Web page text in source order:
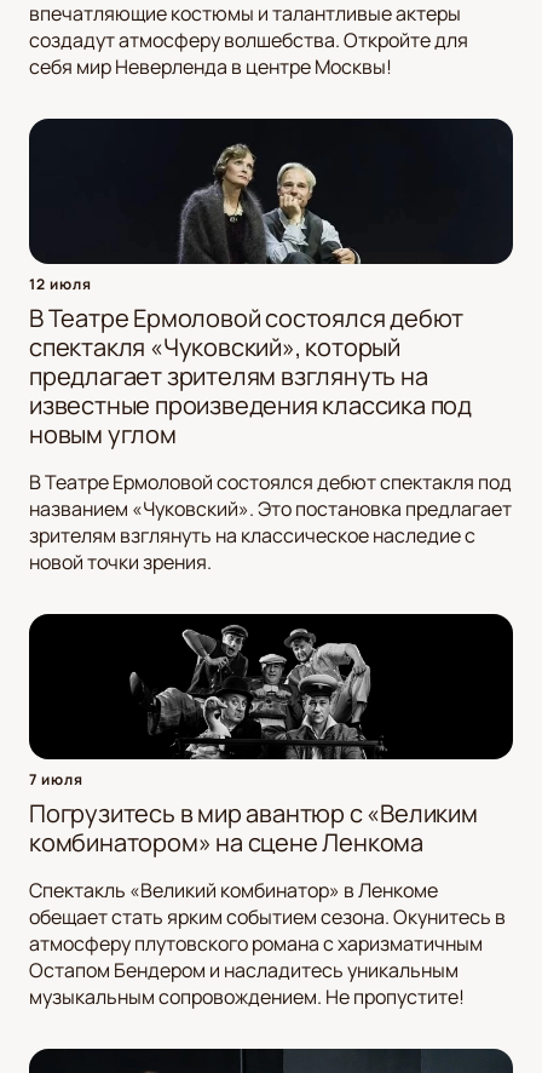
впечатляющие костюмы и талантливые актеры
создадут атмосферу волшебства. Откройте для
себя мир Неверленда в центре Москвы!
12 июля
В Театре Ермоловой состоялся дебют
спектакля «Чуковский», который
предлагает зрителям взглянуть на
известные произведения классика под
новым углом
В Театре Ермоловой состоялся дебют спектакля под
названием «Чуковский». Это постановка предлагает
зрителям взглянуть на классическое наследие с
новой точки зрения.
7 июля
Погрузитесь в мир авантюр с «Великим
комбинатором» на сцене Ленкома
Спектакль «Великий комбинатор» в Ленкоме
обещает стать ярким событием сезона. Окунитесь в
атмосферу плутовского романа с харизматичным
Остапом Бендером и насладитесь уникальным
музыкальным сопровождением. Не пропустите!